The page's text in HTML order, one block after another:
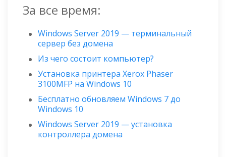
За все время:
Windows Server 2019 — терминальный
сервер без домена
Из чего состоит компьютер?
Установка принтера Xerox Phaser
3100MFP на Windows 10
Бесплатно обновляем Windows 7 до
Windows 10
Windows Server 2019 — установка
контроллера домена